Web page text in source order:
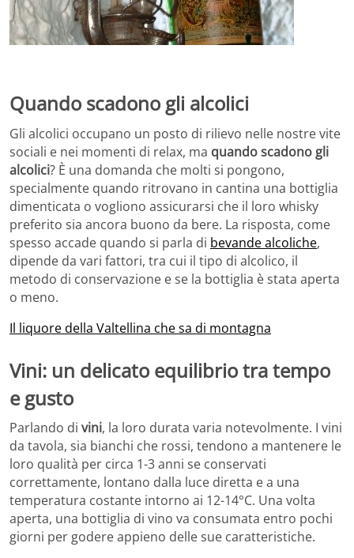
Quando scadono gli alcolici
Gli alcolici occupano un posto di rilievo nelle nostre vite
sociali e nei momenti di relax, ma quando scadono gli
alcolici? È una domanda che molti si pongono,
specialmente quando ritrovano in cantina una bottiglia
dimenticata o vogliono assicurarsi che il loro whisky
preferito sia ancora buono da bere. La risposta, come
spesso accade quando si parla di bevande alcoliche,
dipende da vari fattori, tra cui il tipo di alcolico, il
metodo di conservazione e se la bottiglia è stata aperta
o meno.
Il liquore della Valtellina che sa di montagna
Vini: un delicato equilibrio tra tempo
e gusto
Parlando di vini, la loro durata varia notevolmente. I vini
da tavola, sia bianchi che rossi, tendono a mantenere le
loro qualità per circa 1-3 anni se conservati
correttamente, lontano dalla luce diretta e a una
temperatura costante intorno ai 12-14°C. Una volta
aperta, una bottiglia di vino va consumata entro pochi
giorni per godere appieno delle sue caratteristiche.